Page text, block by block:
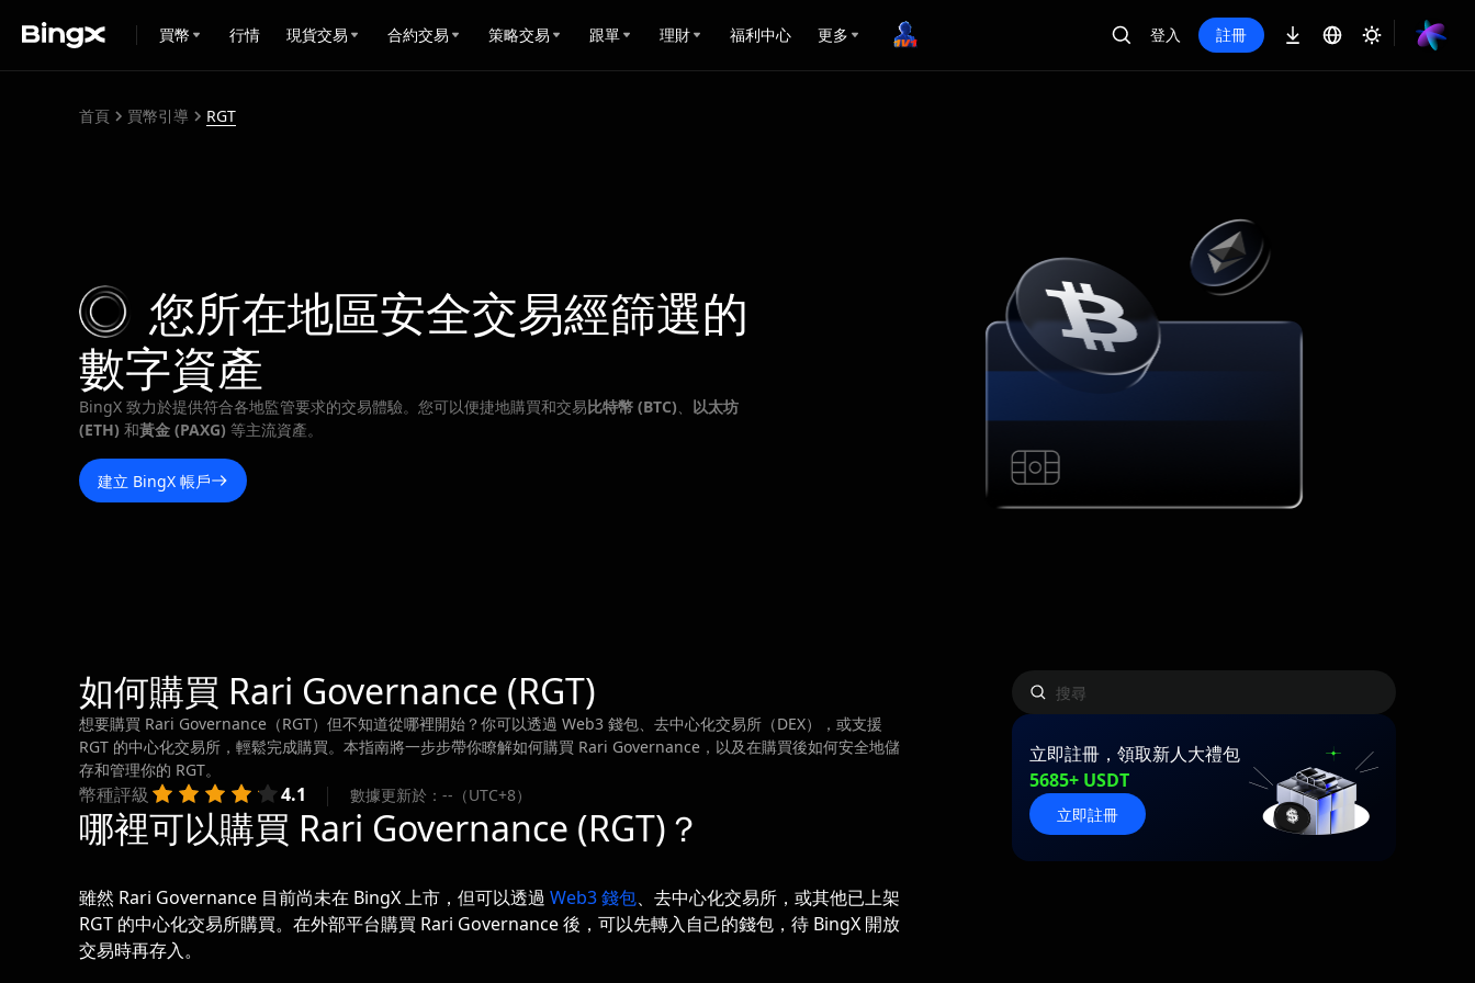
買幣 行情 現貨交易 合約交易 策略交易 跟單 理財 福利中心 更多 登入 註冊
首頁 買幣引導 RGT
您所在地區安全交易經篩選的
數字資產
BingX 致力於提供符合各地監管要求的交易體驗。您可以便捷地購買和交易比特幣 (BTC)、 以太坊
(ETH) 和黃金 (PAXG) 等主流資產。
建立 BingX 帳戶
如何購買 Rari Governance (RGT)
想要購買 Rari Governance（RGT）但不知道從哪裡開始？你可以透過 Web3 錢包、去中心化交易所（DEX），或支援
RGT 的中心化交易所，輕鬆完成購買。本指南將一步步帶你瞭解如何購買 Rari Governance，以及在購買後如何安全地儲
存和管理你的 RGT。
幣種評級 4.1 數據更新於：--（UTC+8）
哪裡可以購買 Rari Governance (RGT)？
雖然 Rari Governance 目前尚未在 BingX 上市，但可以透過 Web3 錢包、去中心化交易所，或其他已上架
RGT 的中心化交易所購買。在外部平台購買 Rari Governance 後，可以先轉入自己的錢包，待 BingX 開放
交易時再存入。
立即註冊，領取新人大禮包
5685+ USDT
立即註冊